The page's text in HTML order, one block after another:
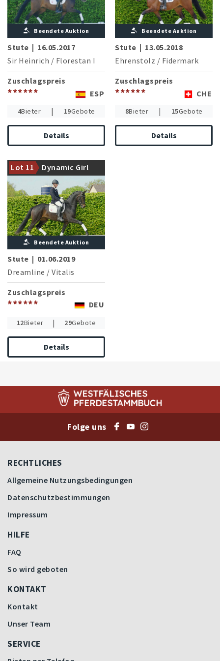
Beendete Auktion
Stute | 16.05.2017
Sir Heinrich / Florestan I
Zuschlagspreis
****** ESP
4Bieter | 19Gebote
Details
Beendete Auktion
Stute | 13.05.2018
Ehrenstolz / Fidermark
Zuschlagspreis
****** CHE
8Bieter | 15Gebote
Details
Lot 11 Dynamic Girl
Schickes Dressurtalent des
Dreamline
Beendete Auktion
Stute | 01.06.2019
Dreamline / Vitalis
Zuschlagspreis
****** DEU
12Bieter | 29Gebote
Details
Folge uns
RECHTLICHES
Allgemeine Nutzungsbedingungen
Datenschutzbestimmungen
Impressum
HILFE
FAQ
So wird geboten
KONTAKT
Kontakt
Unser Team
SERVICE